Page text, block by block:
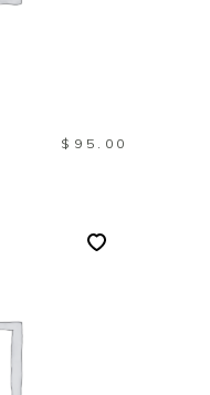
$ 95.00